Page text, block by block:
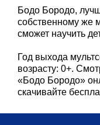
Бодо Бородо,
собственному же
сможет научить
Год выхода
возрасту: 0+.
«Бодо Бородо»
скачивайте